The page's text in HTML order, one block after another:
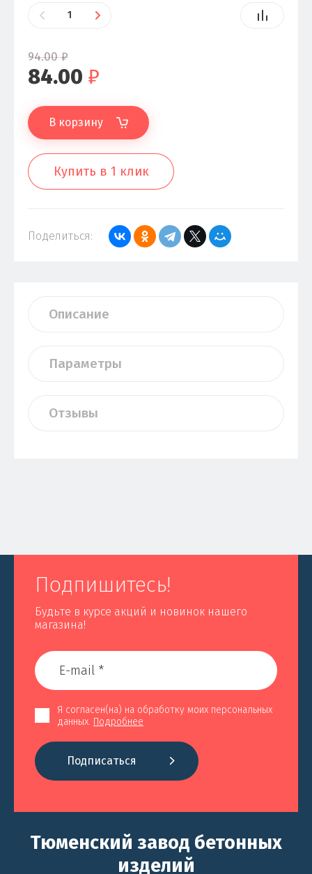
94.00 ₽
84.00 ₽
В корзину
Купить в 1 клик
Поделиться:
Описание
Параметры
Отзывы
Подпишитесь!
Будьте в курсе акций и новинок нашего
магазина!
Я согласен(на) на обработку моих персональных
данных. Подробнее
Подписаться
Тюменский завод бетонных
изделий